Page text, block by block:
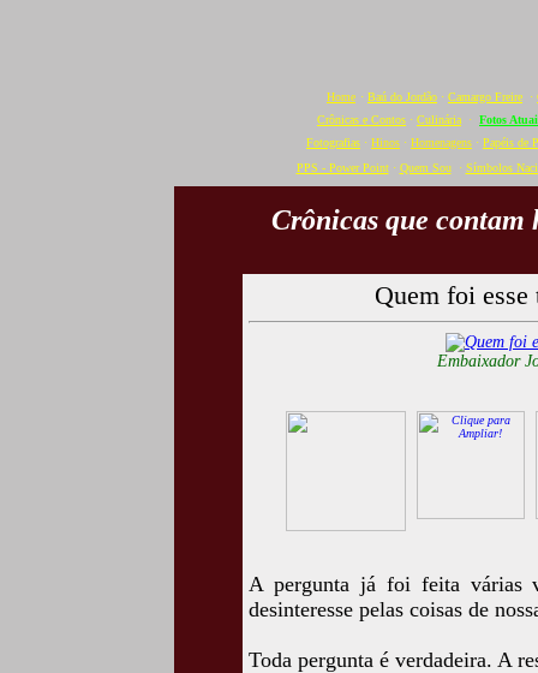
Home · Baú do Jordão · Camargo Freire ·
Crônicas e Contos · Culinária · Fotos
Fotografias · Hinos · Homenagens · Papéis de
PPS - Power Point· Quem Sou· Símbolos
Crônicas que contam
Quem foi
Embaixador
A pergunta já foi feita várias
desinteresse pelas coisas de
Toda pergunta é verdadeira. A